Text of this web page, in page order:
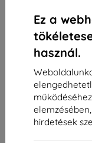
Ez a
használ.
hirdetések
6 291 Ft
Raktáron 4
Összes találat5